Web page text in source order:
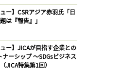
ュー】CSRアジア赤羽氏「日
は『報告』」
ュー】JICAが目指す企業との
ナーシップ 〜SDGsビジネス
JICA特集第1回）